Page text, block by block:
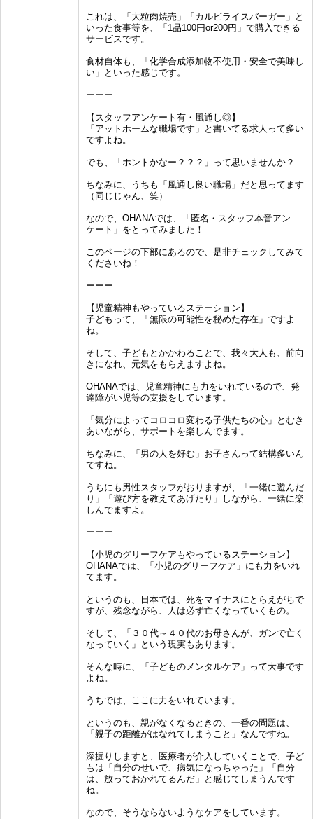
これは、「大粒肉焼売」「カルビライスバーガー」と
いった食事等を、「1品100円or200円」で購入できる
サービスです。
食材自体も、「化学合成添加物不使用・安全で美味し
い」といった感じです。
ーーー
【スタッフアンケート有・風通し◎】
「アットホームな職場です」と書いてる求人って多い
ですよね。
でも、「ホントかなー？？？」って思いませんか？
ちなみに、うちも「風通し良い職場」だと思ってます
（同じじゃん、笑）
なので、OHANAでは、「匿名・スタッフ本音アン
ケート」をとってみました！
このページの下部にあるので、是非チェックしてみて
くださいね！
ーーー
【児童精神もやっているステーション】
子どもって、「無限の可能性を秘めた存在」ですよ
ね。
そして、子どもとかかわることで、我々大人も、前向
きになれ、元気をもらえますよね。
OHANAでは、児童精神にも力をいれているので、発
達障がい児等の支援をしています。
「気分によってコロコロ変わる子供たちの心」とむき
あいながら、サポートを楽しんでます。
ちなみに、「男の人を好む」お子さんって結構多いん
ですね。
うちにも男性スタッフがおりますが、「一緒に遊んだ
り」「遊び方を教えてあげたり」しながら、一緒に楽
しんでますよ。
ーーー
【小児のグリーフケアもやっているステーション】
OHANAでは、「小児のグリーフケア」にも力をいれ
てます。
というのも、日本では、死をマイナスにとらえがちで
すが、残念ながら、人は必ず亡くなっていくもの。
そして、「３０代～４０代のお母さんが、ガンで亡く
なっていく」という現実もあります。
そんな時に、「子どものメンタルケア」って大事です
よね。
うちでは、ここに力をいれています。
というのも、親がなくなるときの、一番の問題は、
「親子の距離がはなれてしまうこと」なんですね。
深掘りしますと、医療者が介入していくことで、子ど
もは「自分のせいで、病気になっちゃった」「自分
は、放っておかれてるんだ」と感じてしまうんです
ね。
なので、そうならないようなケアをしています。